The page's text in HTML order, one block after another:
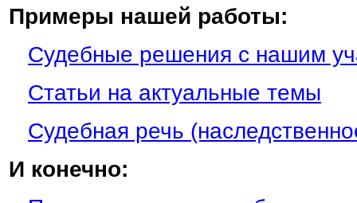
Примеры нашей работы:
Судебные решения с нашим
Статьи на актуальные темы
Судебная речь
И конечно: